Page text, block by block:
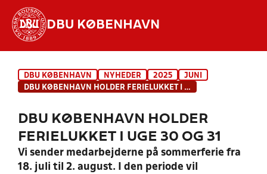
DBU KØBENHAVN
INDHOLD OG NYHEDER
HOLD
DBU KØBENHAVN NYHEDER 2025
JUNI
DBU KØBENHAVN HOLDER FERIELUKKET I UGE 30 OG 31
DBU KØBENHAVN HOLDER
FERIELUKKET I UGE 30 OG 31
Vi sender medarbejderne på sommerferie fra
18. juli til 2. august. I den periode vil